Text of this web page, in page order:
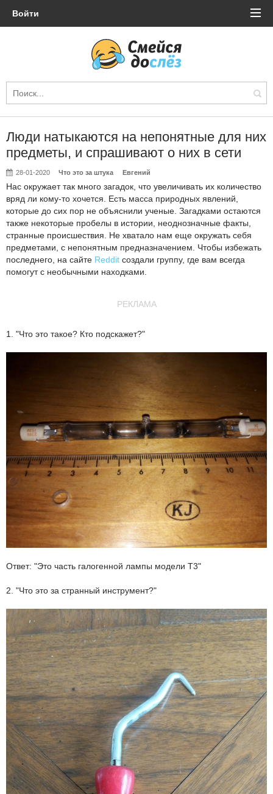
Войти
Люди натыкаются на непонятные для них
предметы, и спрашивают о них в сети
28-01-2020 Что это за штука Евгений
Нас окружает так много загадок, что увеличивать их количество
вряд ли кому-то хочется. Есть масса природных явлений,
которые до сих пор не объяснили ученые. Загадками остаются
также некоторые пробелы в истории, неоднозначные факты,
странные происшествия. Не хватало нам еще окружать себя
предметами, с непонятным предназначением. Чтобы избежать
последнего, на сайте Reddit создали группу, где вам всегда
помогут с необычными находками.
РЕКЛАМА
1. "Что это такое? Кто подскажет?"
Ответ: "Это часть галогенной лампы модели Т3"
2. "Что это за странный инструмент?"